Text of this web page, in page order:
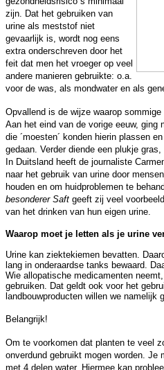
zijn. Dat het gebruiken van
urine als meststof niet
gevaarlijk is, wordt nog eens
extra onderschreven door het
feit dat men het vroeger op veel
andere manieren gebruikte: o.a.
voor de was, als mondwater en als
Opvallend is de wijze waarop
Aan het eind van de vorige eeuw, ging
die ´moesten´ konden hierin plassen
gedaan. Verder diende een plukje
In Duitsland heeft de journaliste
naar het gebruik van urine door
houden en om huidproblemen te
besonderer Saft geeft zij veel
van het drinken van hun eigen urine.
Waarop moet je letten als je urine
Urine kan ziektekiemen bevatten.
lang in onderaardse tanks bewaard.
Wie allopatische medicamenten
gebruiken. Dat geldt ook voor het
landbouwproducten willen we namelijk
Belangrijk!
Om te voorkomen dat planten te veel
onverdund gebruikt mogen worden. Je
met 4 delen water. Hiermee kan